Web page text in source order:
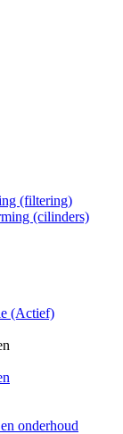
(filtering)
(cilinders)
(Actief)
onderhoud